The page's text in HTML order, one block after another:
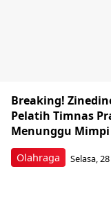
Olahraga
Breaking!
Pelatih Timnas
Menunggu Mimpi
Selasa,